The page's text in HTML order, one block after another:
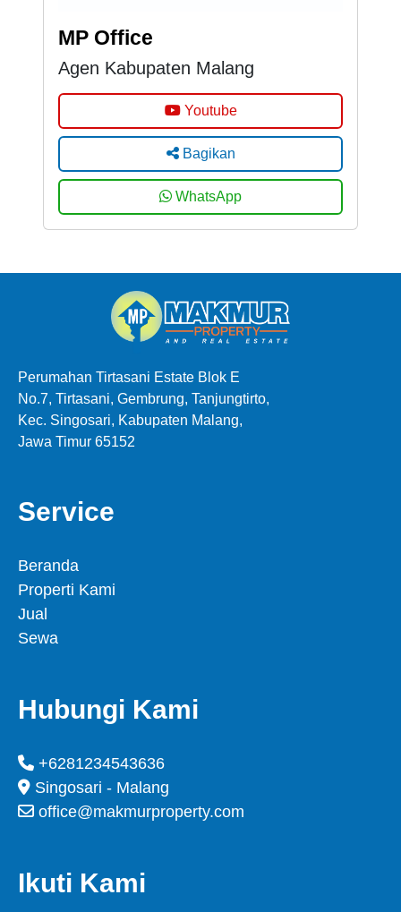
MP Office
Agen Kabupaten Malang
Youtube
Bagikan
WhatsApp
Perumahan Tirtasani Estate Blok E
No.7, Tirtasani, Gembrung, Tanjungtirto,
Kec. Singosari, Kabupaten Malang,
Jawa Timur 65152
Service
Beranda
Properti Kami
Jual
Sewa
Hubungi Kami
+6281234543636
Singosari - Malang
office@makmurproperty.com
Ikuti Kami